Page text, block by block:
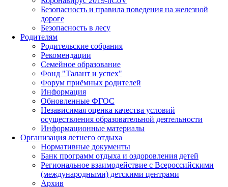
Безопасность и правила поведения на железной
дороге
Безопасность в лесу
Родителям
Родительские собрания
Рекомендации
Семейное образование
Фонд "Талант и успех"
Форум приёмных родителей
Информация
Обновленные ФГОС
Независимая оценка качества условий
осуществления образовательной деятельности
Информационные материалы
Организация летнего отдыха
Нормативные документы
Банк программ отдыха и оздоровления детей
Региональное взаимодействие с Всероссийскими
(международными) детскими центрами
Архив